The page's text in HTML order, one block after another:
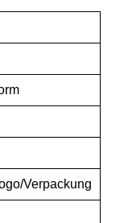
Verpackung